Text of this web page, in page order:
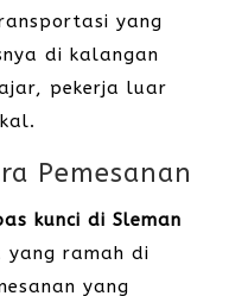
yang
di kalangan
pekerja luar
Pemesanan
kunci di Sleman
yang ramah di
yang